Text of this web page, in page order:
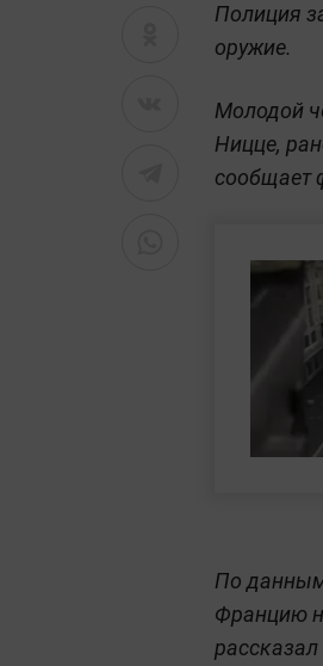
Полиция
оружие.
Молодой
Ницце,
сообщает
По данным
Францию